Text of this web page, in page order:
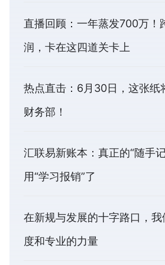
直播回顾：一年蒸发700万！
润，卡在这四道关卡上
热点直击：6月30日，这张纸
财务部！
汇联易新账本：真正的“随手
用“学习报销”了
在新规与发展的十字路口，
度和专业的力量